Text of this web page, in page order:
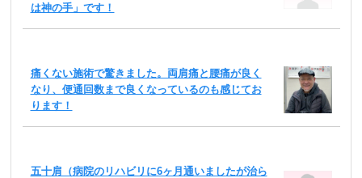
は神の手」です！
痛くない施術で驚きました。両肩痛と腰痛が良く
なり、便通回数まで良くなっているのも感じてお
ります！
五十肩（病院のリハビリに6ヶ月通いましたが治ら